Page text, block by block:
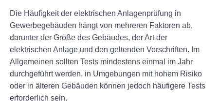
Die Häufigkeit der elektrischen Anlagenprüfung in
Gewerbegebäuden hängt von mehreren Faktoren ab,
darunter der Größe des Gebäudes, der Art der
elektrischen Anlage und den geltenden Vorschriften. Im
Allgemeinen sollten Tests mindestens einmal im Jahr
durchgeführt werden, in Umgebungen mit hohem Risiko
oder in älteren Gebäuden können jedoch häufigere Tests
erforderlich sein.